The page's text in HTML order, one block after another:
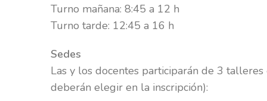
Turno mañana: 8:45 a 12 h
Turno tarde: 12:45 a 16 h
Sedes
Las y los docentes participarán de 3
deberán elegir en la inscripción):